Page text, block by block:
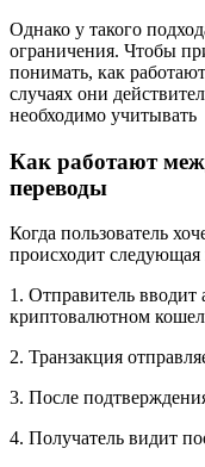
Однако у такого
ограничения. Чтобы
понимать, как
случаях они
необходимо учитывать
Как работают
переводы
Когда пользователь
происходит следующая
1. Отправитель вводит
криптовалютном
2. Транзакция
3. После
4. Получатель видит